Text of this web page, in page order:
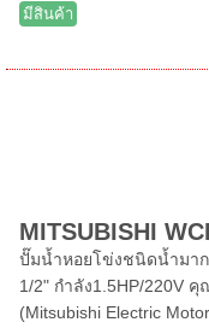
มีสินค้า
MITSUBISHI
ปั๊มน้ำหอยโข่งชนิดน้ำมาก
1/2" กำลัง1.5HP/220V
(Mitsubishi Electric